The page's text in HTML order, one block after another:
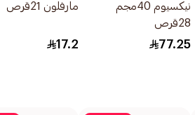
نيكسيوم 40مجم
28قرص
77.25
مارفلون 21قرص
17.2